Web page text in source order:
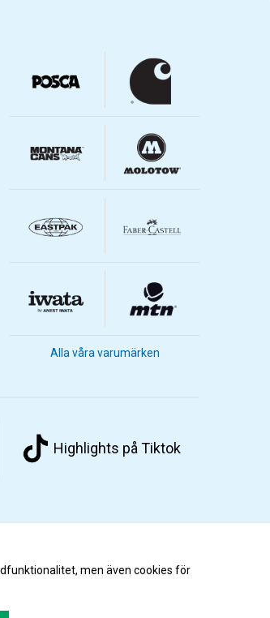
Alla våra varumärken
Highlights på Tiktok
men även cookies för